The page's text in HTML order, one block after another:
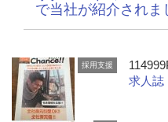
で当社が紹介されま
採用支援
求人誌